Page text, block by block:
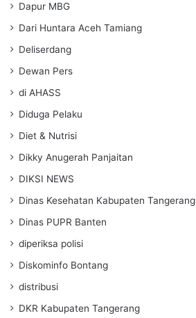
Dapur MBG
Dari Huntara Aceh Tamiang
Deliserdang
Dewan Pers
di AHASS
Diduga Pelaku
Diet & Nutrisi
Dikky Anugerah Panjaitan
DIKSI NEWS
Dinas Kesehatan Kabupaten Tangerang
Dinas PUPR Banten
diperiksa polisi
Diskominfo Bontang
distribusi
DKR Kabupaten Tangerang